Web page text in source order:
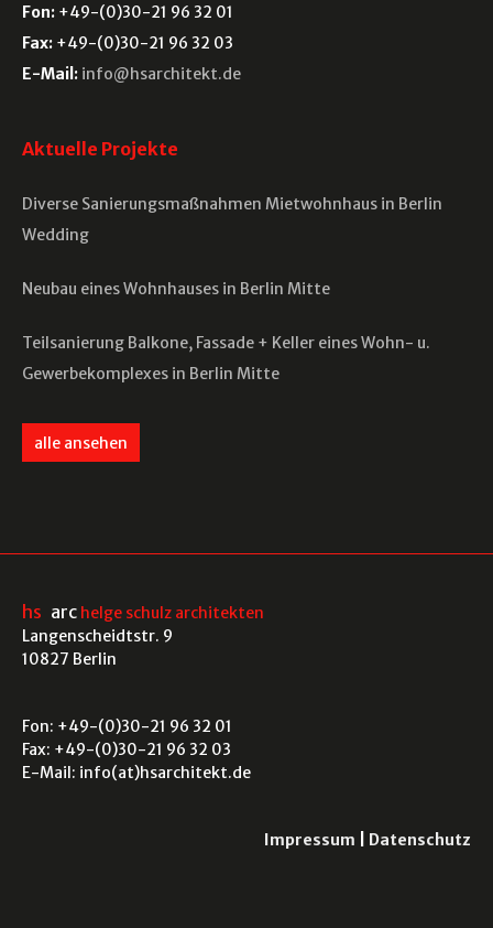
Fon: +49-(0)30-21 96 32 01
Fax: +49-(0)30-21 96 32 03
E-Mail: info@hsarchitekt.de
Aktuelle Projekte
Diverse Sanierungsmaßnahmen Mietwohnhaus in Berlin
Wedding
Neubau eines Wohnhauses in Berlin Mitte
Teilsanierung Balkone, Fassade + Keller eines Wohn- u.
Gewerbekomplexes in Berlin Mitte
alle ansehen
hs arc helge schulz architekten
Langenscheidtstr. 9
10827 Berlin
Fon: +49-(0)30-21 96 32 01
Fax: +49-(0)30-21 96 32 03
E-Mail: info(at)hsarchitekt.de
Impressum Datenschutz